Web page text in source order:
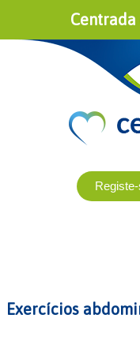
Exercícios
Centrada